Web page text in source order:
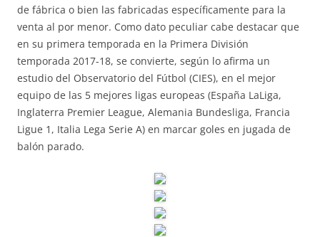
de fábrica o bien las fabricadas específicamente para la
venta al por menor. Como dato peculiar cabe destacar que
en su primera temporada en la Primera División
temporada 2017-18, se convierte, según lo afirma un
estudio del Observatorio del Fútbol (CIES), en el mejor
equipo de las 5 mejores ligas europeas (España LaLiga,
Inglaterra Premier League, Alemania Bundesliga, Francia
Ligue 1, Italia Lega Serie A) en marcar goles en jugada de
balón parado.